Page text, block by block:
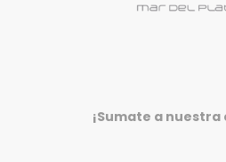
¡Sumate a